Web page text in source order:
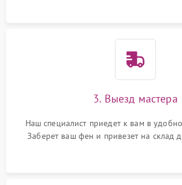
3. Выезд мастера
Наш специалист приедет к вам в
Заберет ваш фен и привезет на склад